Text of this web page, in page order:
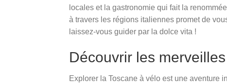
locales et la gastronomie qui fait la
à travers les régions italiennes promet de
laissez-vous guider par la dolce vita !
Découvrir les
Explorer la Toscane à vélo est une aventure